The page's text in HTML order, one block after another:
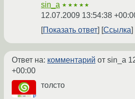
sin_a ★★★★★
12.07.2009 13:54:38
Показать ответ
Ссылка
Ответ на: комментарий от sin_a
+00:00
толсто